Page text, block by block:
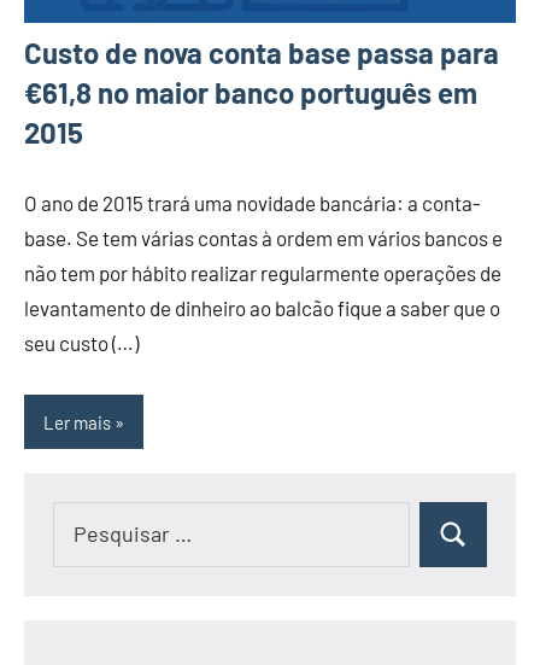
Custo de nova conta base passa para
€61,8 no maior banco português em
2015
O ano de 2015 trará uma novidade bancária: a conta-
base. Se tem várias contas à ordem em vários bancos e
não tem por hábito realizar regularmente operações de
levantamento de dinheiro ao balcão fique a saber que o
seu custo (…)
Ler mais
Pesquisar